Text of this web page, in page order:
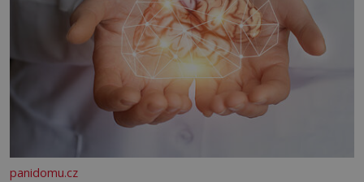
panidomu.cz